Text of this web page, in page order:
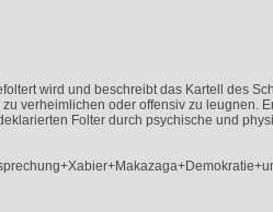
wird und beschreibt das Kartell des
verheimlichen oder offensiv zu leugnen.
Folter durch psychische und